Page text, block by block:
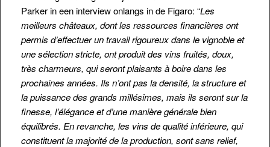
Parker in een interview onlangs in de Figaro: “Les
meilleurs châteaux, dont les ressources financières ont
permis d’effectuer un travail rigoureux dans le vignoble et
une sélection stricte, ont produit des vins fruités, doux,
très charmeurs, qui seront plaisants à boire dans les
prochaines années. Ils n’ont pas la densité, la structure et
la puissance des grands millésimes, mais ils seront sur la
finesse, l’élégance et d’une manière générale bien
équilibrés. En revanche, les vins de qualité inférieure, qui
constituent la majorité de la production, sont sans relief,